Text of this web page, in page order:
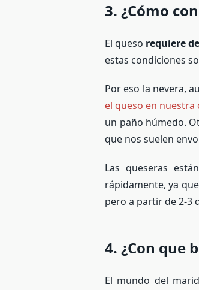
3. ¿Cómo
El queso requiere
estas condiciones
Por eso la nevera,
el queso en nuestra
un paño húmedo.
que nos suelen
Las queseras
rápidamente, ya que
pero a partir de 2-3
4. ¿Con que
El mundo del